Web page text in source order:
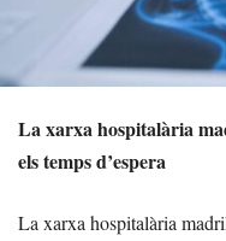
La xarxa hospitalària
els temps d’espera
La xarxa hospitalària